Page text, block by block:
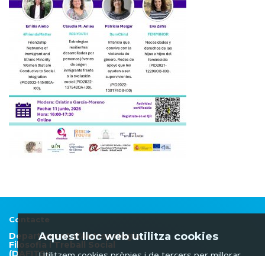
Contacte
Departament d'Antropologia,
Filosofia i Treball Social
(DAFITS)
Aquest lloc web utilitza cookies